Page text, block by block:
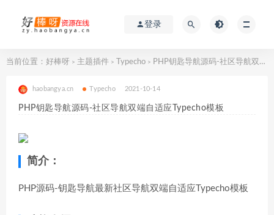
登录
当前位置： 好棒呀 > 主题插件 > Typecho > PHP钥匙导航源码-社区导航双端自适应Typecho模板
haobangya.cn Typecho 2021-10-14
PHP钥匙导航源码-社区导航双端自适应Typecho模板
简介：
PHP源码-钥匙导航最新社区导航双端自适应Typecho模板